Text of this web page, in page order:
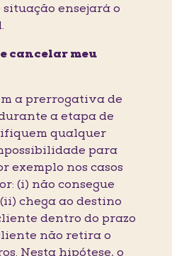
ensejará o
cancelar meu
a prerrogativa de
a etapa de
qualquer
para
exemplo nos casos
(i) não consegue
chega ao destino
dentro do prazo
não retira o
Nesta hipótese, o